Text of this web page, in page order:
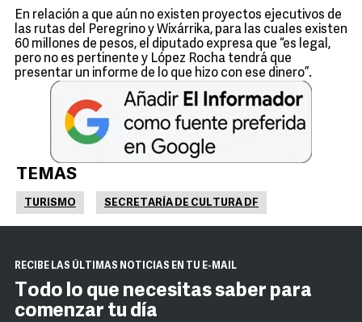
En relación a que aún no existen proyectos ejecutivos de
las rutas del Peregrino y Wixárrika, para las cuales existen
60 millones de pesos, el diputado expresa que “es legal,
pero no es pertinente y López Rocha tendrá que
presentar un informe de lo que hizo con ese dinero”.
TEMAS
TURISMO SECRETARÍA DE CULTURA DF
RECIBE LAS ÚLTIMAS NOTICIAS EN TU E-MAIL
Todo lo que necesitas saber para
comenzar tu día